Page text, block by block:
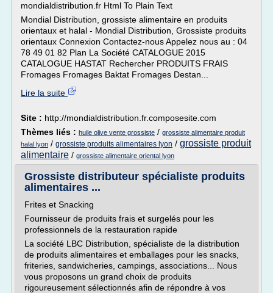
mondialdistribution.fr Html To Plain Text
Mondial Distribution, grossiste alimentaire en produits
orientaux et halal - Mondial Distribution, Grossiste produits
orientaux Connexion Contactez-nous Appelez nous au : 04
78 49 01 82 Plan La Société CATALOGUE 2015
CATALOGUE HASTAT Rechercher PRODUITS FRAIS
Fromages Fromages Baktat Fromages Destan...
Lire la suite
Site : http://mondialdistribution.fr.composesite.com
Thèmes liés : huile olive vente grossiste / grossiste alimentaire produit
halal lyon / grossiste produits alimentaires lyon / grossiste produit
alimentaire / grossiste alimentaire oriental lyon
Grossiste distributeur spécialiste produits
alimentaires ...
Frites et Snacking
Fournisseur de produits frais et surgelés pour les
professionnels de la restauration rapide
La société LBC Distribution, spécialiste de la distribution
de produits alimentaires et emballages pour les snacks,
friteries, sandwicheries, campings, associations... Nous
vous proposons un grand choix de produits
rigoureusement sélectionnés afin de répondre à vos